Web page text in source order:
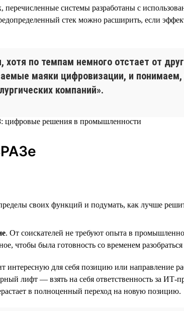
системы разработаны с
стек можно расширить, если
по темпам немного отстает от
маяки цифровизации, и понимаем,
компаний».
своих функций и подумать, как лучше
. От соискателей не требуют опыта в
чтобы была готовность со временем разобраться
интересную для себя позицию или направление
лифт — взять на себя ответственность за ИТ-
в полноценный переход на новую позицию.